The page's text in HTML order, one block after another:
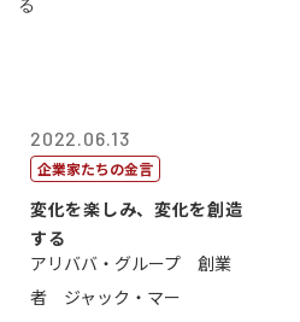
2022.06.13
企業家たちの金言
変化を楽しみ、変化を創造
する
アリババ・グループ 創業
者 ジャック・マー